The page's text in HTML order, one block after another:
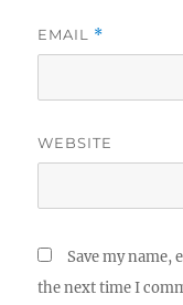
EMAIL *
WEBSITE
Save my name,
the next time I